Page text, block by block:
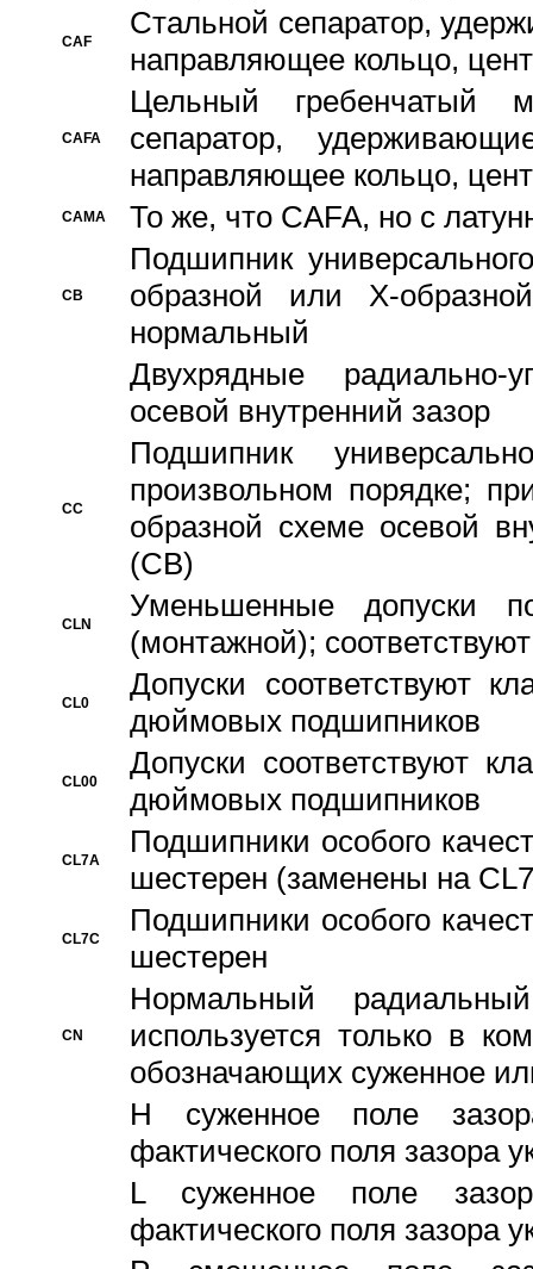
CAF
Стальной сепаратор,
направляющее кольцо,
CAFA
Цельный гребенчатый
сепаратор,
направляющее кольцо,
CAMA То же, что CAFA, но с
CB
Подшипник
образной или Х-
нормальный
Двухрядные радиально-
осевой внутренний зазор
CC
Подшипник
произвольном порядке;
образной схеме осевой
(CB)
CLN
Уменьшенные
(монтажной);
CL0
Допуски соответствуют
дюймовых подшипников
CL00
Допуски соответствуют
дюймовых подшипников
CL7A
Подшипники особого
шестерен (заменены на
CL7C
Подшипники особого
шестерен
CN
Hормальный
используется только в
обозначающих суженное
H суженное поле
фактического поля зазора
L суженное поле
фактического поля зазора